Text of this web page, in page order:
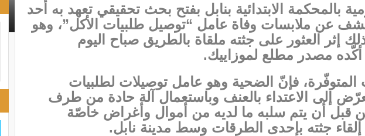
بالمحكمة الابتدائية بنابل بفتح بحث تحقيقي تعهد به أحد
عن ملابسات وفاة عامل “توصيل طلبيات الأكل”، وهو
إثر العثور على جثته ملقاة بالطريق صباح اليوم
مصدر مطلع لموزاييك.
فإنّ الضحية وهو عامل توصيلات لطلبيات
تعرّض إلى الاعتداء بالعنف وباستعمال آلة حادة من طرف
قبل أن يتم سلبه ما لديه من أموال وأغراض خاصّة
إلقاء جثته بإحدى الطرقات وسط مدينة نابل.